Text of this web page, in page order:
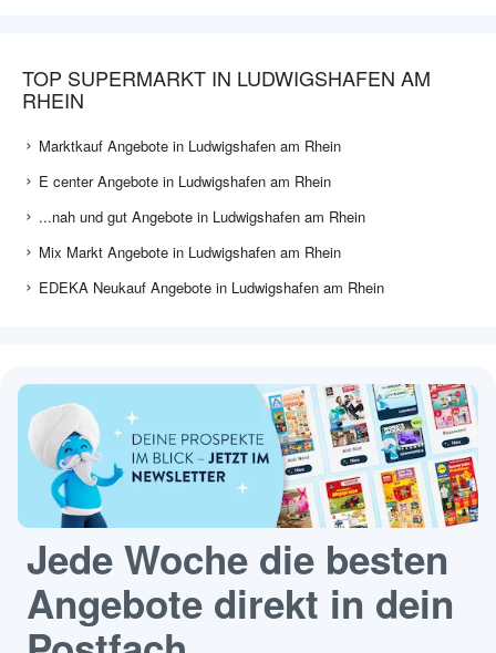
TOP SUPERMARKT IN LUDWIGSHAFEN AM
RHEIN
Marktkauf Angebote in Ludwigshafen am Rhein
E center Angebote in Ludwigshafen am Rhein
...nah und gut Angebote in Ludwigshafen am Rhein
Mix Markt Angebote in Ludwigshafen am Rhein
EDEKA Neukauf Angebote in Ludwigshafen am Rhein
Jede Woche die besten
Angebote direkt in dein